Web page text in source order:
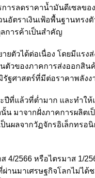
ารลดราคาน้ำมันดีเซลขอ
ตราเงินเฟ้อพื้นฐานทรงตั
การค้าเป็นสำคัญ
ยตัวได้ต่อเนื่อง โดยมีแรง
ตัวของภาคการส่งออกสิน
ฐศาสตร์ที่มีต่อราคาพลังง
ปีที่แล้วที่ต่ำมาก และทำให้
นั้น มาจากฝั่งภาคการผลิต
นผลจากวัฏจักรอิเล็กทรอ
2566 หรือไตรมาส 1/
านมาเศรษฐกิจโลกไม่ได้